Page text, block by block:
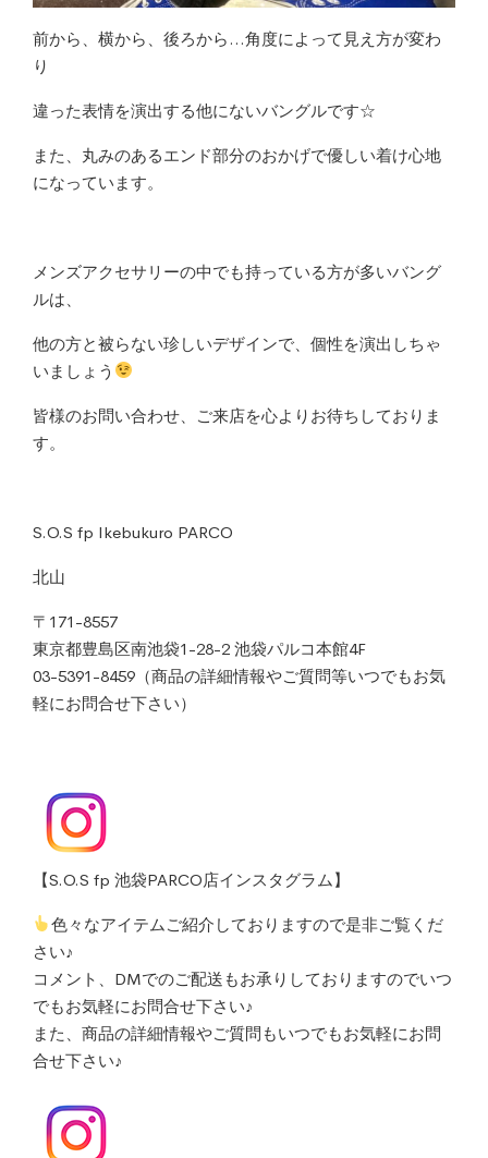
前から、横から、後ろから…角度によって見え方が変わ
り
違った表情を演出する他にないバングルです☆
また、丸みのあるエンド部分のおかげで優しい着け心地
になっています。
メンズアクセサリーの中でも持っている方が多いバング
ルは、
他の方と被らない珍しいデザインで、個性を演出しちゃ
いましょう
皆様のお問い合わせ、ご来店を心よりお待ちしておりま
す。
S.O.S fp Ikebukuro PARCO
北山
〒171-8557
東京都豊島区南池袋1-28-2 池袋パルコ本館4F
03-5391-8459（商品の詳細情報やご質問等いつでもお気
軽にお問合せ下さい）
【S.O.S fp 池袋PARCO店インスタグラム】
色々なアイテムご紹介しておりますので是非ご覧くだ
さい♪
コメント、DMでのご配送もお承りしておりますのでいつ
でもお気軽にお問合せ下さい♪
また、商品の詳細情報やご質問もいつでもお気軽にお問
合せ下さい♪